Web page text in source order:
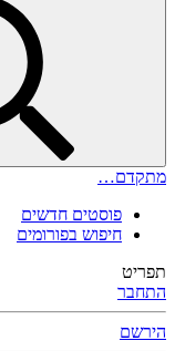
מתקדם…
פוסטים חדשים
חיפוש בפורומים
תפריט
התחבר
הירשם